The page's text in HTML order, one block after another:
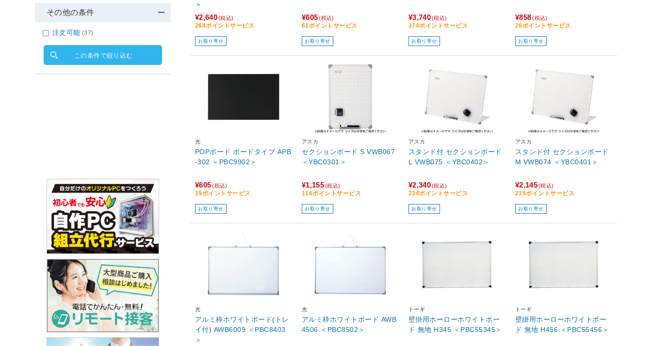
＞
¥2,640(税込)
264ポイントサービス
お取り寄せ
¥605 (税込)
61ポイントサービス
お取り寄せ
¥3,740(税込)
374ポイントサービス
お取り寄せ
¥858 (税込)
26ポイントサービス
お取り寄せ
光
POPボード ボードタイプ APB
-302 ＜PBC9902＞
¥605 (税込)
19ポイントサービス
お取り寄せ
アスカ
セクションボード S VWB067
＜YBC0301＞
¥1,155(税込)
116ポイントサービス
お取り寄せ
アスカ
スタンド付 セクションボード
L VWB075 ＜YBC0402＞
¥2,340(税込)
234ポイントサービス
お取り寄せ
アスカ
スタンド付 セクションボード
M VWB074 ＜YBC0401＞
¥2,145(税込)
215ポイントサービス
お取り寄せ
光
アルミ枠ホワイトボード(トレ
イ付) AWB6009 ＜PBC8403
＞
光
アルミ枠ホワイトボード AWB
4506 ＜PBC8502＞
トーギ
壁掛用ホーローホワイトボー
ド 無地 H345 ＜PBC55345＞
トーギ
壁掛用ホーローホワイトボー
ド 無地 H456 ＜PBC55456＞
その他の条件
注文可能 (37)
この条件で絞り込む